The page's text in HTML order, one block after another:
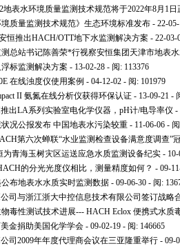
地表水环境质量监测技术规范将于2022年8月1
境质量监测技术规范》生态环境标准发布 - 22-
恒推出HACH/OTT地下水监测解决方案 - 22-03-
总站书记陈善荣*行视察安恒集团天津市地表
标监测解决方案 - 13-02-28 - 阅: 113376
在线浊度仪使用案例 - 04-12-02 - 阅: 101979
II 氨氮在线分析仪获得环保认证 - 13-09-21 -
出LA系列实验室电化学仪器，pH计/电导率仪 -
状况公报发布 中国地表水污染较重 - 11-06-06 -
第六次蝉联“水业监测检查设备满意度调查”
为青海玉树灾区运送应急水质监测设备纪实 -
的分光光度仪相比，测量精度如何？ - 09-
布地表水水质实时监测数据 - 09-06-30 - 阅:
司与浙江浙大中控信息技术有限公司签订战略
毒性测试技术进展--- HACH Eclox 便携式水质
金捐助美国化学学会 - 09-02-19 - 阅: 146665
司2009年年度代理商会议在三亚隆重举行 - 09-